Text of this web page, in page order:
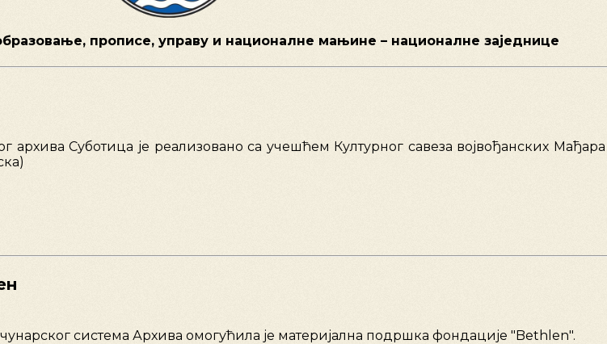
прописе, управу и националне мањине – националне заједнице
архива Суботица је реализовано са учешћем Културног савеза војвођанских
система Архива омогућила је материјална подршка фондације "Bethlen".